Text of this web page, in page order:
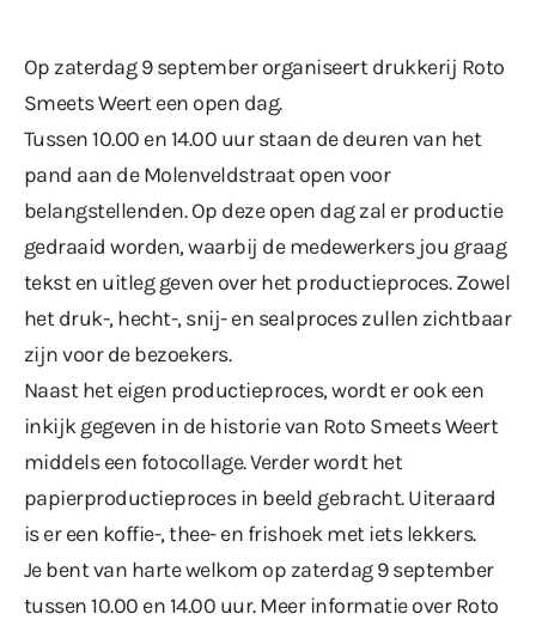
Op zaterdag 9 september organiseert drukkerij Roto
Smeets Weert een open dag.
Tussen 10.00 en 14.00 uur staan de deuren van het
pand aan de Molenveldstraat open voor
belangstellenden. Op deze open dag zal er productie
gedraaid worden, waarbij de medewerkers jou graag
tekst en uitleg geven over het productieproces. Zowel
het druk-, hecht-, snij- en sealproces zullen zichtbaar
zijn voor de bezoekers.
Naast het eigen productieproces, wordt er ook een
inkijk gegeven in de historie van Roto Smeets Weert
middels een fotocollage. Verder wordt het
papierproductieproces in beeld gebracht. Uiteraard
is er een koffie-, thee- en frishoek met iets lekkers.
Je bent van harte welkom op zaterdag 9 september
tussen 10.00 en 14.00 uur. Meer informatie over Roto